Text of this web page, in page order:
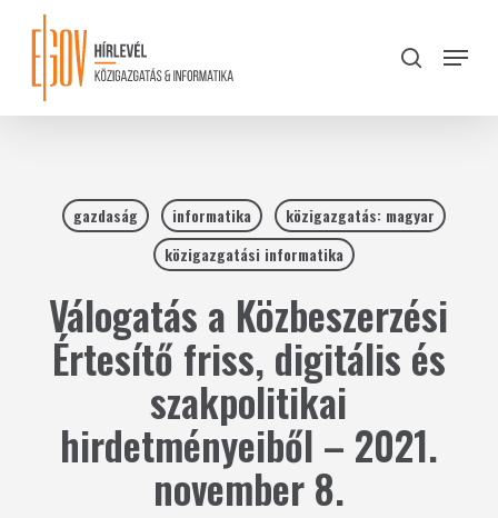
content
search
Menu
gazdaság informatika
közigazgatás: magyar
közigazgatási informatika
Válogatás a Közbeszerzési
Értesítő friss, digitális és
szakpolitikai
hirdetményeiből – 2021.
november 8.
Close